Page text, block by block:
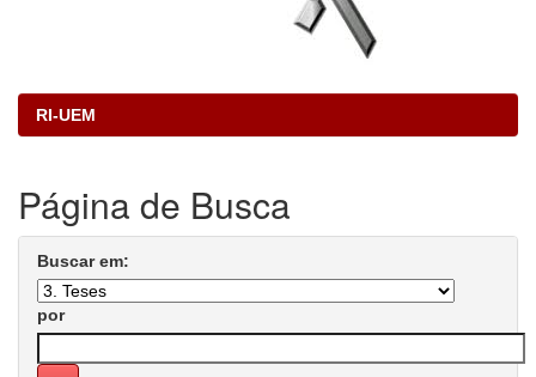
RI-UEM
Página de Busca
Buscar em:
por